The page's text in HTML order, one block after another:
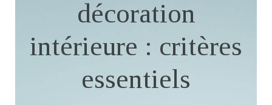
décoration
intérieure : critères
essentiels